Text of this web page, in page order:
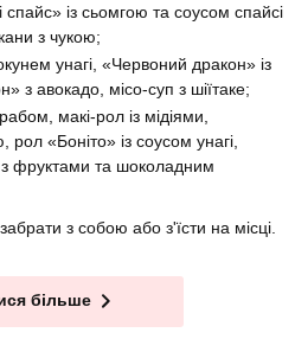
із сьомгою та соусом спайсі
з чукою;
унагі, «Червоний дракон» із
з авокадо, місо-суп з шіїтаке;
макі-рол із мідіями,
«Боніто» із соусом унагі,
фруктами та шоколадним
з собою або з'їсти на місці.
більше